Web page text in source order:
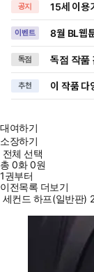
공지 15세 이용
이벤트 8월 BL웹
독점 독점 작품
추천 이 작품 다
대여하기
소장하기
전체 선택
총0화0원
1권부터
이전목록 더보기
세컨드 하프(일반판)